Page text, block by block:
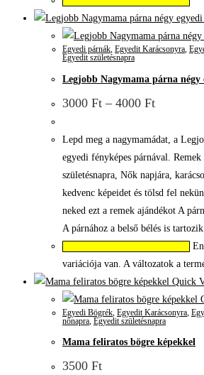
Egyedi párnák, Egyedit Karácsonyra,
Egyedit születésnapra
Legjobb Nagymama párna négy
3000 Ft – 4000 Ft
Lepd meg a nagymamádat, a
egyedi fényképes párnával. Remek
születésnapra, Nők napjára,
kedvenc képeidet és tölsd fel
neked ezt a remek ajándékot A
A párnához a belső bélés is
variációja van. A változatok a
Quick
Egyedi Bögrék Egyedit Karácsonyra
nőnapra Egyedit születésnapra
Mama feliratos bögre képekkel
3500 Ft